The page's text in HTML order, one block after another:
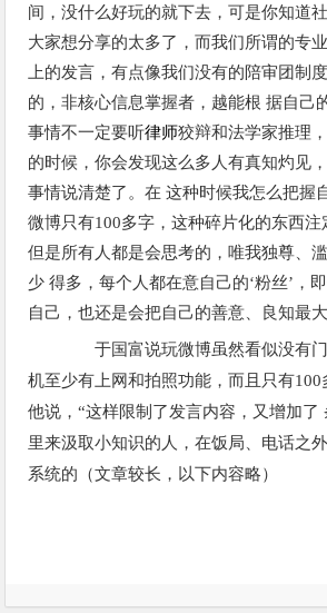
间，没什么好玩的就下去，可是你知道
大家想分享的太多了，而我们所谓的专
上的发言，有点像我们没有的陪审团制
的，非核心信息掌握者，越能根 据自己
事情不一定要听律师狡辩和法学家推理
的时候，你会发现这么多人有真知灼见
事情说清楚了。在 这种时候我怎么把握
微博只有100多字，这种碎片化的东西注
但是所有人都是会思考的，唯我独尊、
少 得多，每个人都在意自己的‘粉丝’，
自己，也还是会把自己的善意、良知最大
于国富说玩微博虽然看似没有门
机至少有上网和拍照功能，而且只有100
他说，“这样限制了发言内容，又增加了
里来汲取小知识的人，在饭局、电话之
系统的（文章较长，以下内容略）